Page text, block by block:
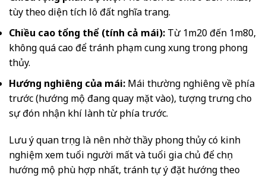
tùy theo diện tích lô đất nghĩa trang.
Chiều cao tổng thể (tính cả mái): Từ 1m20 đến 1m80,
không quá cao để tránh phạm cung xung trong phong
thủy.
Hướng nghiêng của mái: Mái thường nghiêng về phía
trước (hướng mộ đang quay mặt vào), tượng trưng cho
sự đón nhận khí lành từ phía trước.
Lưu ý quan trọng là nên nhờ thầy phong thủy có kinh
nghiệm xem tuổi người mất và tuổi gia chủ để chọn
hướng mộ phù hợp nhất, tránh tự ý đặt hướng theo